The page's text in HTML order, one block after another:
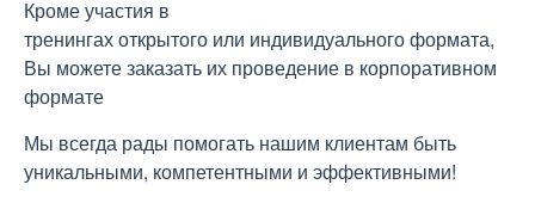
Кроме участия в
тренингах открытого или индивидуального формата,
Вы можете заказать их проведение в корпоративном
формате
Мы всегда рады помогать нашим клиентам быть
уникальными, компетентными и эффективными!